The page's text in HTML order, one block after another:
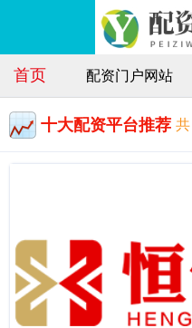
首页 配资门户网站
十大配资平台推荐 共